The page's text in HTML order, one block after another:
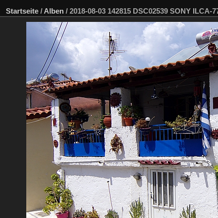
Startseite / Alben / 2018-08-03 142815 DSC02539 SONY ILCA-